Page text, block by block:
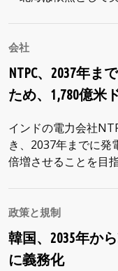
会社
NTPC、2037年ま
ため、1,780億米
インドの電力会社
き、2037年までに発
倍増させることを目
政策と規制
韓国、2035年か
に義務化